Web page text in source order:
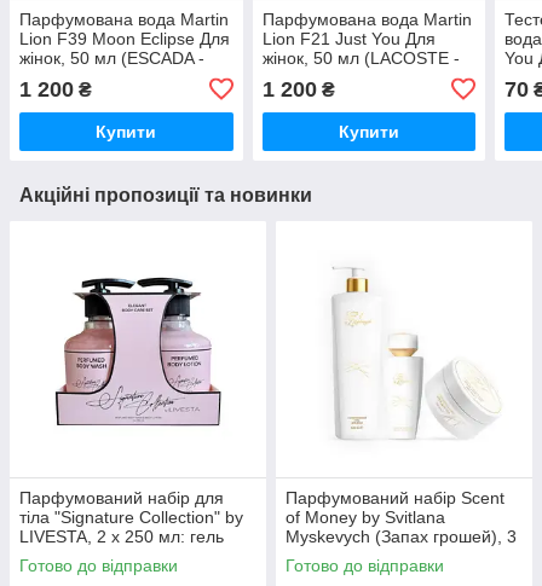
Парфумована вода Martin
Lion F39 Moon Eclipse Для
жінок, 50 мл (ESCADA -
FEMME)
1 200 ₴
Купити
Парфумована вода Martin
Lion F21 Just You Для
жінок, 50 мл (LACOSTE -
1 200₴
Купити
You
70
Акційні пропозиції та новинки
Парфумований набір для
тіла "Signature Collection" by
LIVESTA, 2 х 250 мл: гель
для душу та крем для тіла
(аромат Імператриці)
Готово до відправки
Парфумований набір Scent
of Money by Svitlana
Myskevych (Запах грошей), 3
од
Готово до відправки